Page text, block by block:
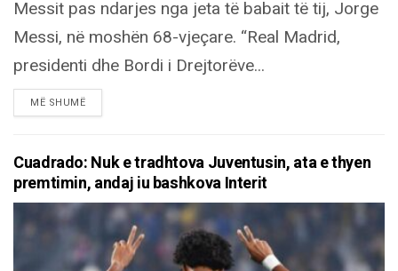
Messit pas ndarjes nga jeta të babait të tij, Jorge
Messi, në moshën 68-vjeçare. “Real Madrid,
presidenti dhe Bordi i Drejtorëve...
MË SHUMËDETAILS
Cuadrado: Nuk e tradhtova Juventusin, ata e thyen
premtimin, andaj iu bashkova Interit